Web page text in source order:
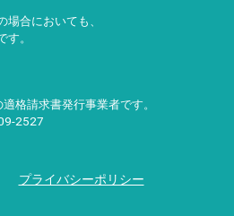
合においても、
す。
格請求書発行事業者です。
2527
プライバシーポリシー